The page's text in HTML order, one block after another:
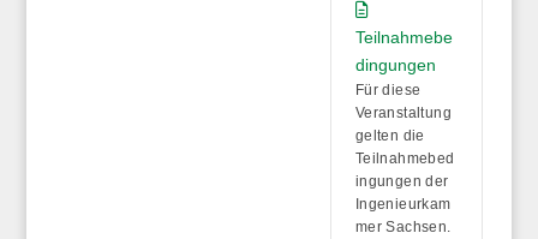
Teilnahmebe
dingungen
Für diese
Veranstaltung
gelten die
Teilnahmebed
ingungen der
Ingenieurkam
mer Sachsen.